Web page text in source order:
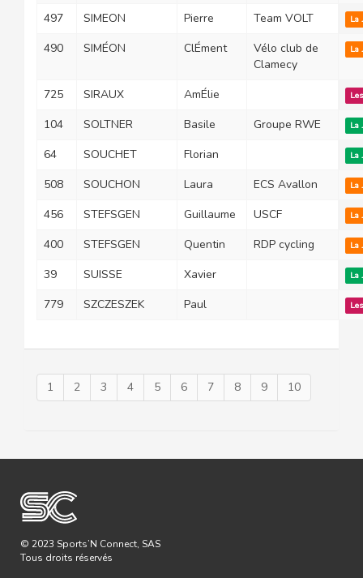
497 SIMEON Pierre Team VOLT La
490 SIMÉON ClÉment
Vélo club de
Clamecy
La
725 SIRAUX AmÉlie
104 SOLTNER Basile Groupe RWE La
64 SOUCHET Florian La
508 SOUCHON Laura ECS Avallon La
456 STEFSGEN Guillaume USCF La
400 STEFSGEN Quentin RDP cycling La
39 SUISSE Xavier La
779 SZCZESZEK Paul
1 2 3 4 5 6 7 8 9 10
© 2023 Sports’N Connect, SAS
Tous droits réservés